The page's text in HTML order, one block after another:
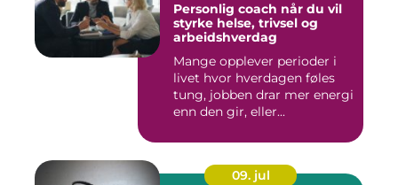
Personlig coach når du vil
styrke helse, trivsel og
arbeidshverdag
Mange opplever perioder i
livet hvor hverdagen føles
tung, jobben drar mer energi
enn den gir, eller...
09. jul